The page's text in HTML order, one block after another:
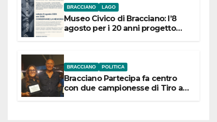
BRACCIANO LAGO
Museo Civico di Bracciano: l’8
agosto per i 20 anni progetto
BRACCIANO POLITICA
Bracciano Partecipa fa centro
con due campionesse di Tiro a